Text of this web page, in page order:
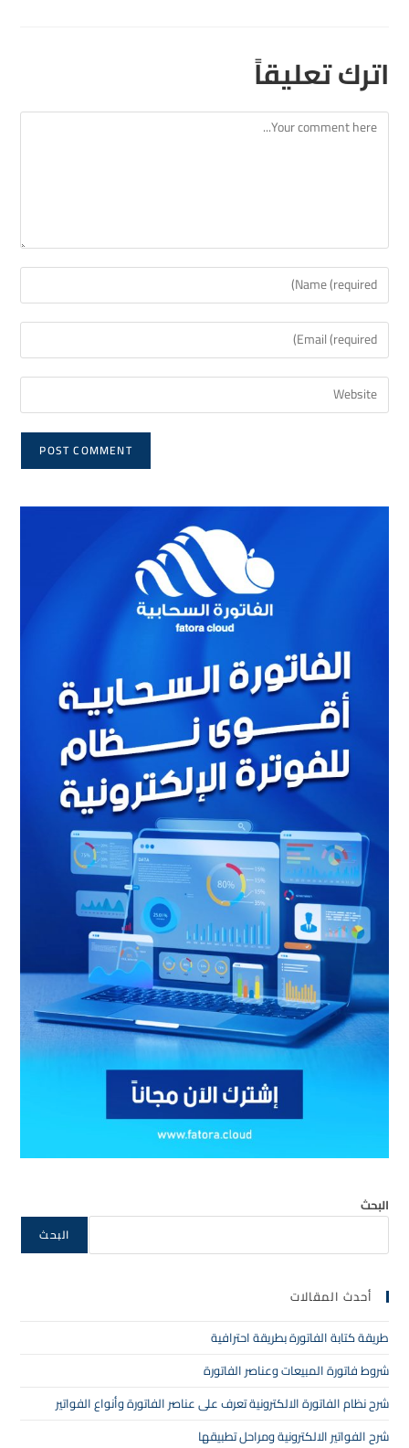
اترك تعليقاً
البحث
البحث
أحدث المقالات
طريقة كتابة الفاتورة بطريقة احترافية
شروط فاتورة المبيعات وعناصر الفاتورة
شرح نظام الفاتورة الالكترونية تعرف على عناصر الفاتورة وأنواع الفواتير
شرح الفواتير الالكترونية ومراحل تطبيقها